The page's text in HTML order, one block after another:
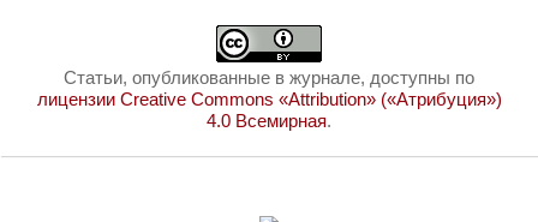
Статьи, опубликованные в журнале, доступны по
лицензии Creative Commons «Attribution» («Атрибуция»)
4.0 Всемирная.